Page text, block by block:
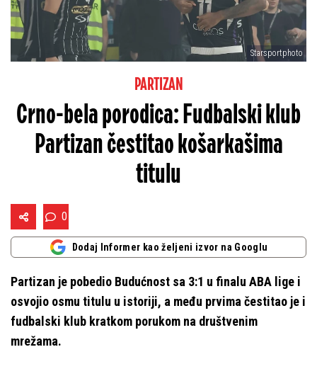
Starsportphoto
PARTIZAN
Crno-bela porodica: Fudbalski klub
Partizan čestitao košarkašima
titulu
0
Dodaj Informer kao željeni izvor na Googlu
Partizan je pobedio Budućnost sa 3:1 u finalu ABA lige i
osvojio osmu titulu u istoriji, a među prvima čestitao je i
fudbalski klub kratkom porukom na društvenim
mrežama.